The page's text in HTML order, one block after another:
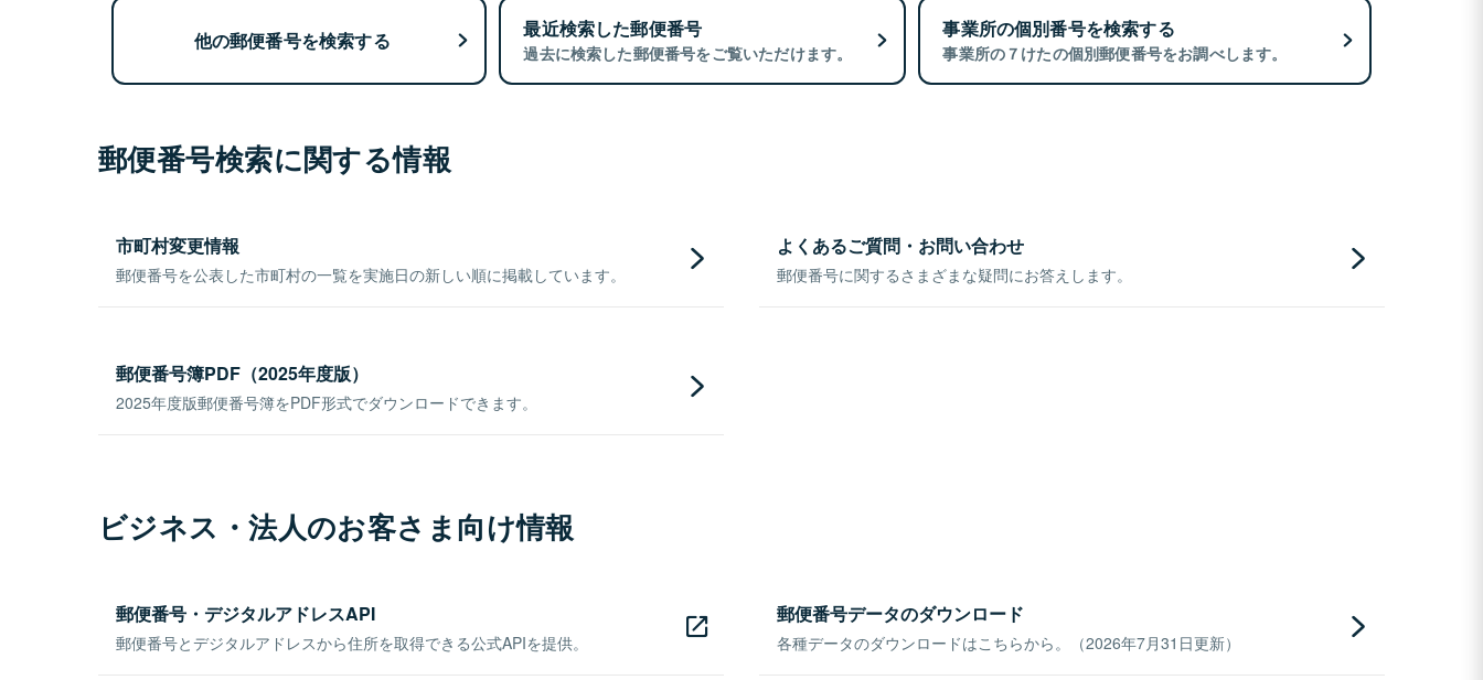
他の郵便番号を検索する 最近検索した郵便番号
過去に検索した郵便番号をご覧いただけます。
事業所の個別番号を検索する
事業所の７けたの個別郵便番号をお調べします。
郵便番号検索に関する情報
市町村変更情報
郵便番号を公表した市町村の一覧を実施日の新しい順に掲載しています。
よくあるご質問・お問い合わせ
郵便番号に関するさまざまな疑問にお答えします。
郵便番号簿PDF（2025年度版）
2025年度版郵便番号簿をPDF形式でダウンロードできます。
ビジネス・法人のお客さま向け情報
郵便番号・デジタルアドレスAPI
郵便番号とデジタルアドレスから住所を取得できる公式APIを提供。
郵便番号データのダウンロード
各種データのダウンロードはこちらから。（2026年7月31日更新）